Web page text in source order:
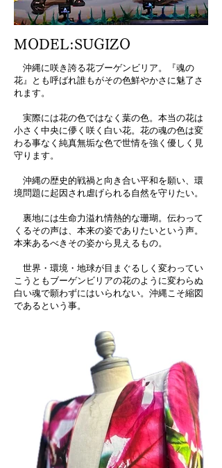
MODEL:SUGIZO
沖縄に咲き誇る花ブーゲンビリア。『魂の
花』とも呼ばれ誰もがその色鮮やかさに魅了さ
れます。
実際には花の色ではなく葉の色。本当の花は
小さく中央に儚く咲く白い花。花の魂の色は変
わる事なく純真無垢な色で世情を強く優しく見
守ります。
沖縄の歴史的戦禍と向き合い平和を願い、環
境問題に起因され虐げられる自然を守りたい。
裏地には生命力溢れ情熱的な珊瑚。伝わって
くるその声は、本来の姿でありたいという声。
本来あるべきその姿から見えるもの。
世界・環境・地球が目まぐるしく変わってい
こうともブーゲンビリアの花のように変わらぬ
白い魂で願わずにはいられない。沖縄こそ縮図
であるという事。